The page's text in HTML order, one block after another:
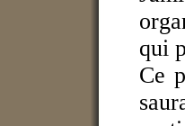
qui
Ce